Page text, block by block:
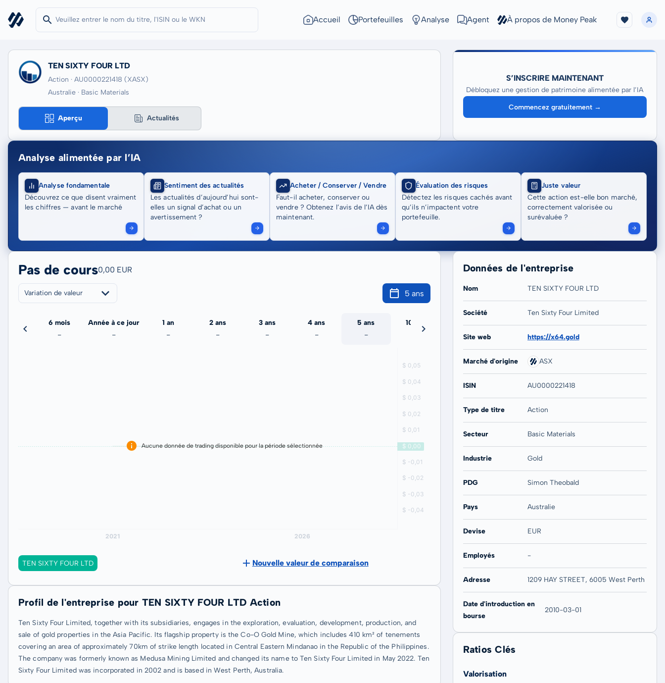
Accueil Portefeuilles Analyse Agent À propos de Money Peak
TEN SIXTY FOUR LTD
Action · AU0000221418 (XASX)
Australie · Basic Materials
Aperçu Actualités
S’INSCRIRE MAINTENANT
Débloquez une gestion de patrimoine alimentée par l’IA
Commencez gratuitement →
Analyse alimentée par l’IA
Analyse fondamentale
Découvrez ce que disent vraiment
les chiffres — avant le marché
Sentiment des actualités
Les actualités d’aujourd’hui sont-
elles un signal d’achat ou un
avertissement ?
Acheter / Conserver / Vendre
Faut-il acheter, conserver ou
vendre ? Obtenez l’avis de l’IA dès
maintenant.
Évaluation des risques
Détectez les risques cachés avant
qu’ils n’impactent votre
portefeuille.
Juste valeur
Cette action est-elle bon marché,
correctement valorisée ou
surévaluée ?
Pas de cours0,00 EUR
Variation de valeur 5 ans
6 mois
-
Année à ce jour
-
1 an
-
2 ans
-
3 ans
-
4 ans
-
5 ans
-
10 ans
-
Aucune donnée de trading disponible pour la période sélectionnée
TEN SIXTY FOUR LTD Nouvelle valeur de comparaison
Profil de l'entreprise pour TEN SIXTY FOUR LTD Action
Ten Sixty Four Limited, together with its subsidiaries, engages in the exploration, evaluation, development, production, and
sale of gold properties in the Asia Pacific. Its flagship property is the Co-O Gold Mine, which includes 410 km² of tenements
covering an area of approximately 70km of strike length located in Central Eastern Mindanao in the Republic of the Philippines.
The company was formerly known as Medusa Mining Limited and changed its name to Ten Sixty Four Limited in May 2022. Ten
Sixty Four Limited was incorporated in 2002 and is based in West Perth, Australia.
Données de l'entreprise
Nom TEN SIXTY FOUR LTD
Société Ten Sixty Four Limited
Site web https://x64.gold
Marché d'origine ASX
ISIN AU0000221418
Type de titre Action
Secteur Basic Materials
Industrie Gold
PDG Simon Theobald
Pays Australie
Devise EUR
Employés -
Adresse 1209 HAY STREET, 6005 West Perth
Date d'introduction en
bourse
2010-03-01
Ratios Clés
Valorisation